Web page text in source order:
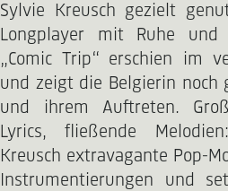
Sylvie Kreusch gezielt
Longplayer mit Ruhe
„Comic Trip“ erschien im
und zeigt die Belgierin noch
und ihrem Auftreten.
Lyrics, fließende
Kreusch extravagante Pop-
Instrumentierungen und